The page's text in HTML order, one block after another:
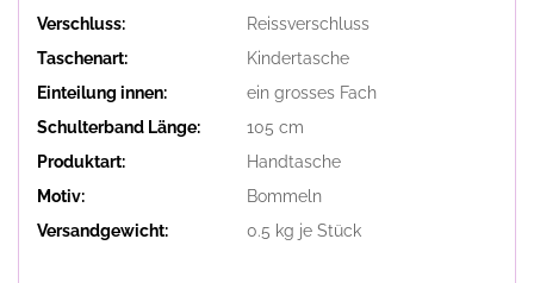
Verschluss:
Reissverschluss
Taschenart:
Kindertasche
Einteilung innen:
ein grosses Fach
Schulterband Länge:
105 cm
Produktart:
Handtasche
Motiv:
Bommeln
Versandgewicht:
0.5 kg je Stück